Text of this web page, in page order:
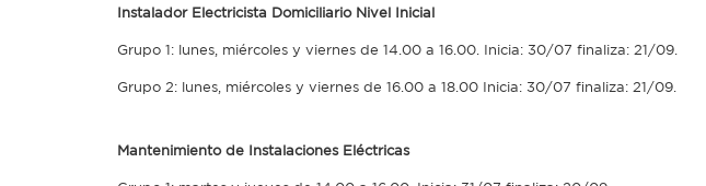
Instalador Electricista Domiciliario Nivel Inicial
Grupo 1: lunes, miércoles y viernes de 14.00 a 16.00. Inicia: 30/07 finaliza: 21/09.
Grupo 2: lunes, miércoles y viernes de 16.00 a 18.00 Inicia: 30/07 finaliza: 21/09.
Mantenimiento de Instalaciones Eléctricas